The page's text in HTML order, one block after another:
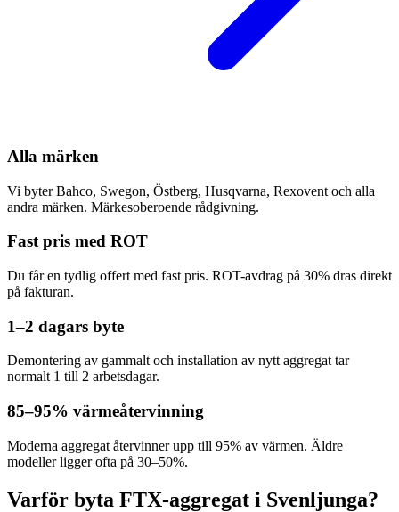
Alla märken
Vi byter Bahco, Swegon, Östberg, Husqvarna, Rexovent och alla
andra märken. Märkesoberoende rådgivning.
Fast pris med ROT
Du får en tydlig offert med fast pris. ROT-avdrag på 30% dras direkt
på fakturan.
1–2 dagars byte
Demontering av gammalt och installation av nytt aggregat tar
normalt 1 till 2 arbetsdagar.
85–95% värmeåtervinning
Moderna aggregat återvinner upp till 95% av värmen. Äldre
modeller ligger ofta på 30–50%.
Varför byta FTX-aggregat i Svenljunga?